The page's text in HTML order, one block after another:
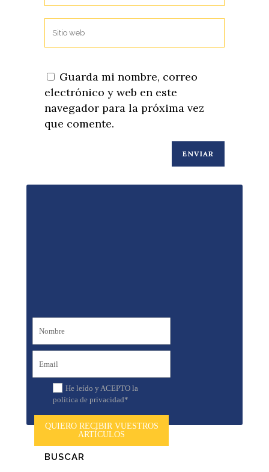
Guarda mi nombre, correo
electrónico y web en este
navegador para la próxima vez
que comente.
He leído y ACEPTO la
política de privacidad*
QUIERO RECIBIR VUESTROS
ARTÍCULOS
BUSCAR